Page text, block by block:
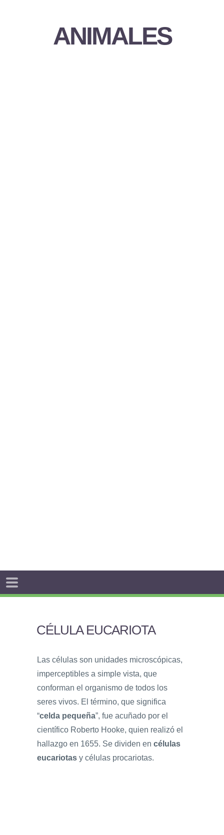
ANIMALES
CÉLULA EUCARIOTA
Las células son unidades microscópicas,
imperceptibles a simple vista, que
conforman el organismo de todos los
seres vivos. El término, que significa
“celda pequeña”, fue acuñado por el
científico Roberto Hooke, quien realizó el
hallazgo en 1655. Se dividen en células
eucariotas y células procariotas.